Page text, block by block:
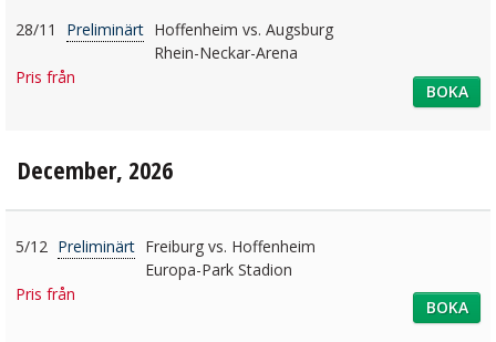
28/11 Preliminärt Hoffenheim vs. Augsburg
Rhein-Neckar-Arena
Pris från
BOKA
December, 2026
5/12 Preliminärt Freiburg vs. Hoffenheim
Europa-Park Stadion
Pris från
BOKA